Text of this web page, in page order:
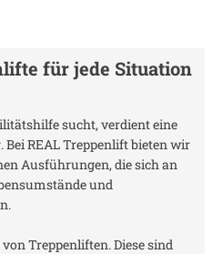
für jede Situation
sucht, verdient eine
REAL Treppenlift bieten wir
Ausführungen, die sich an
und
Treppenliften. Diese sind